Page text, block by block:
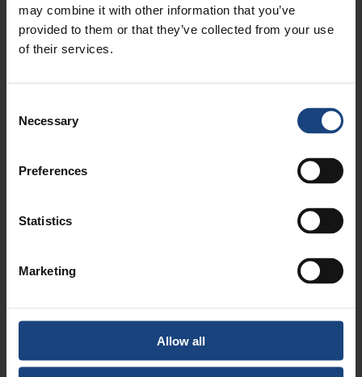
may combine it with other information that you’ve
provided to them or that they’ve collected from your use
of their services.
Selection
Necessary
Preferences
Statistics
Marketing
Allow all
Lavorazione delle facce della
flangia per alloggiare una
nuova Valvola di ingresso
Riforatura dei cuscinetti
convenzionale
gomiti